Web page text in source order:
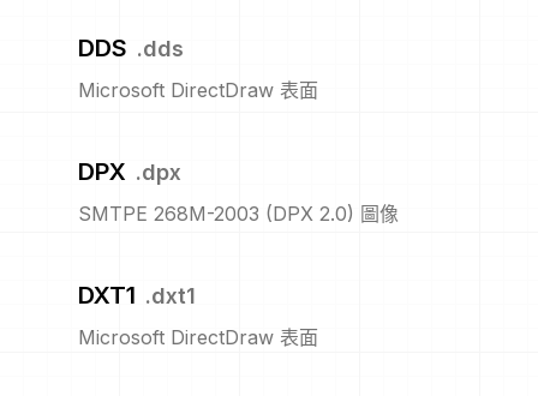
DDS .dds
Microsoft DirectDraw 表面
DPX .dpx
SMTPE 268M-2003 (DPX 2.0) 圖像
DXT1 .dxt1
Microsoft DirectDraw 表面